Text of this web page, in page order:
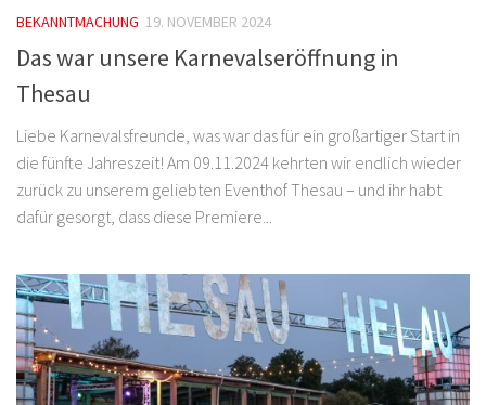
BEKANNTMACHUNG 19. NOVEMBER 2024
Das war unsere Karnevalseröffnung in
Thesau
Liebe Karnevalsfreunde, was war das für ein großartiger Start in
die fünfte Jahreszeit! Am 09.11.2024 kehrten wir endlich wieder
zurück zu unserem geliebten Eventhof Thesau – und ihr habt
dafür gesorgt, dass diese Premiere...